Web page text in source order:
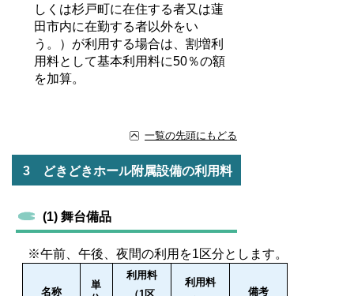
しくは杉戸町に在住する者又は蓮
田市内に在勤する者以外をい
う。）が利用する場合は、割増利
用料として基本利用料に50％の額
を加算。
一覧の先頭にもどる
3 どきどきホール附属設備の利用料
(1) 舞台備品
※午前、午後、夜間の利用を1区分とします。
名称
単
利用料
利用料
備考